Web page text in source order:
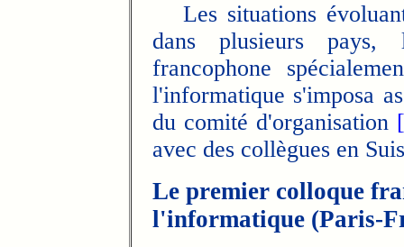
Les situations
dans plusieurs pays,
francophone
l'informatique s'imposa
du comité d'organisation
avec des collègues en
Le premier colloque
l'informatique (Paris-